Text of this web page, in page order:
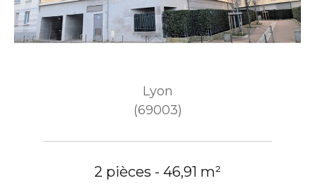
Lyon
(69003)
2 pièces - 46,91 m²